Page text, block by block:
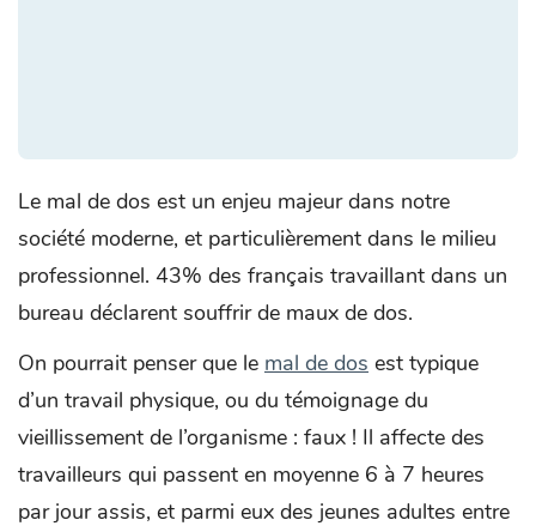
Le mal de dos est un enjeu majeur dans notre
société moderne, et particulièrement dans le milieu
professionnel. 43% des français travaillant dans un
bureau déclarent souffrir de maux de dos.
On pourrait penser que le mal de dos est typique
d’un travail physique, ou du témoignage du
vieillissement de l’organisme : faux ! Il affecte des
travailleurs qui passent en moyenne 6 à 7 heures
par jour assis, et parmi eux des jeunes adultes entre